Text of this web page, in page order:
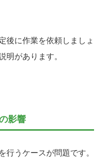
後に作業を依頼しましょ
明があります。
影響
行うケースが問題です。